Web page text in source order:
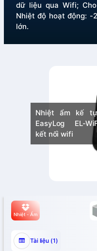
dữ liệu qua Wifi;
Nhiệt độ hoạt động: -
lớn.
Nhiệt ẩm kế
EasyLog EL-
kết nối wifi
Nhiệt - Ẩm
Tài liệu (1)